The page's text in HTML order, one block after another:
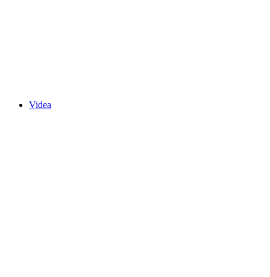
Videa